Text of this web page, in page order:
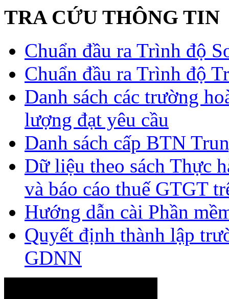
TRA CỨU THÔNG TIN
Chuẩn đầu ra Trình độ
Chuẩn đầu ra Trình độ
Danh sách các trường
lượng đạt yêu cầu
Danh sách cấp BTN
Dữ liệu theo sách Thực
và báo cáo thuế GTGT
Hướng dẫn cài Phần
Quyết định thành lập
GDNN